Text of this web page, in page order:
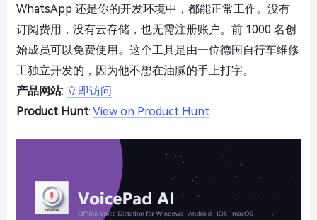
WhatsApp 还是你的开发环境中，都能正常工作。没有
订阅费用，没有云存储，也无需注册账户。前 1000 名创
始成员可以免费使用。这个工具是由一位德国自行车维修
工独立开发的，因为他不想在油腻的手上打字。
产品网站: 立即访问
Product Hunt: View on Product Hunt